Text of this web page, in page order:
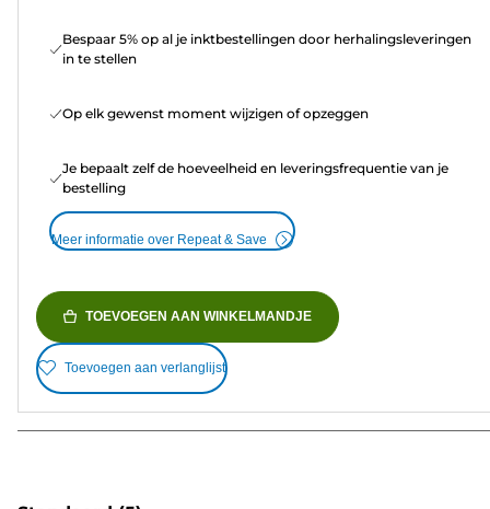
Bespaar 5% op al je inktbestellingen door herhalingsleveringen
in te stellen
Op elk gewenst moment wijzigen of opzeggen
Je bepaalt zelf de hoeveelheid en leveringsfrequentie van je
bestelling
Meer informatie over Repeat & Save
TOEVOEGEN AAN WINKELMANDJE
Toevoegen aan verlanglijst